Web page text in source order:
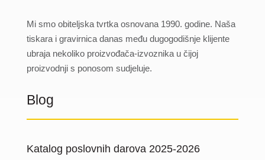
Mi smo obiteljska tvrtka osnovana 1990. godine. Naša
tiskara i gravirnica danas među dugogodišnje klijente
ubraja nekoliko proizvođača-izvoznika u čijoj
proizvodnji s ponosom sudjeluje.
Blog
Katalog poslovnih darova 2025-2026